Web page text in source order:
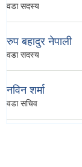
वडा सदस्य
रुप बहादुर नेपाली
वडा सदस्य
नविन शर्मा
वडा सचिव